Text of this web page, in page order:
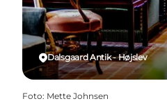
Dalsgaard Antik - Højslev
Foto: Mette Johnsen